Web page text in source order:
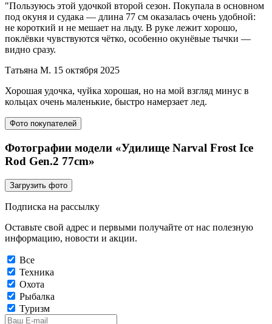
"Пользуюсь этой удочкой второй сезон. Покупала в основном
под окуня и судака — длина 77 см оказалась очень удобной:
не короткий и не мешает на льду. В руке лежит хорошо,
поклёвки чувствуются чётко, особенно окунёвые тычки —
видно сразу.
Татьяна М. 15 октября 2025
Хорошая удочка, чуйка хорошая, но на мой взгляд минус в
кольцах очень маленькие, быстро намерзает лед.
Фото покупателей
Фотографии модели «Удилище Narval Frost Ice
Rod Gen.2 77cm»
Загрузить фото
Подписка на рассылку
Оставьте свой адрес и первыми получайте от нас полезную
информацию, новости и акции.
Все
Техника
Охота
Рыбалка
Туризм